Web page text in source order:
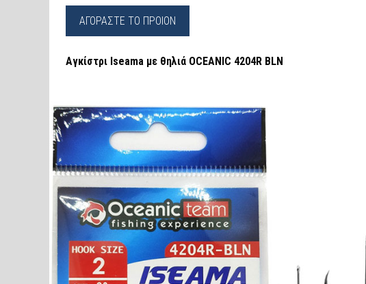
ΑΓΟΡΑΣΤΕ ΤΟ ΠΡΟΙΟΝ
Αγκίστρι Iseama με θηλιά OCEANIC 4204R BLN